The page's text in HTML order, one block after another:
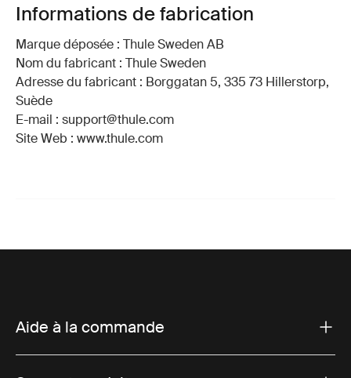
Informations de fabrication
Marque déposée : Thule Sweden AB
Nom du fabricant : Thule Sweden
Adresse du fabricant : Borggatan 5, 335 73 Hillerstorp,
Suède
E-mail : support@thule.com
Site Web : www.thule.com
Aide à la commande